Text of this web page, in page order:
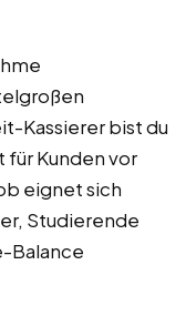
Kassierer bist du
Kunden vor
eignet sich
Studierende
Balance